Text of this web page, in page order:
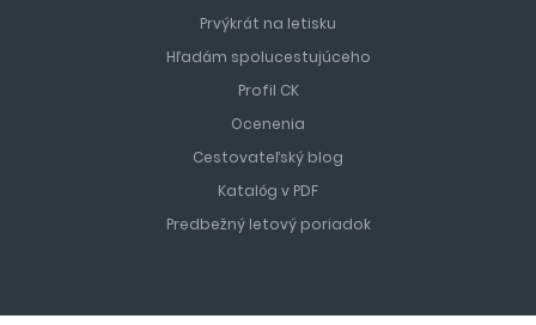
Prvýkrát na letisku
Hľadám spolucestujúceho
Profil CK
Ocenenia
Cestovateľský blog
Katalóg v PDF
Predbežný letový poriadok